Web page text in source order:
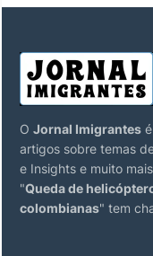
O Jornal Imigrantes
artigos sobre temas
e Insights e muito
"Queda de
colombianas" tem